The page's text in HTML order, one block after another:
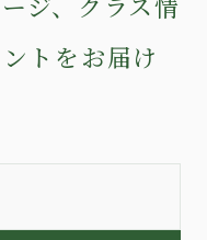
トをお届け